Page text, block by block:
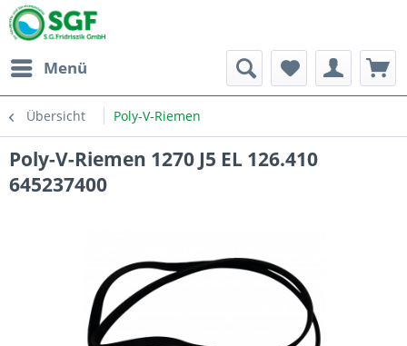
Menü
Übersicht Poly-V-Riemen
Poly-V-Riemen 1270 J5 EL 126.410
645237400